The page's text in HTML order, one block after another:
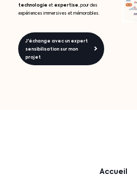
technologie et expertise, pour des
expériences immersives et mémorables.
J'échange avec un expert
sensibilisation sur mon
projet
Accueil